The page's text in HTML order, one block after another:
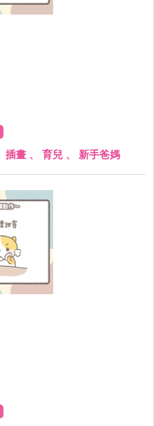
插畫 、 育兒 、 新手爸媽